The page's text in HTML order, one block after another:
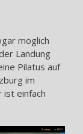
möglich
Landung
Pilatus auf
im
ist einfach